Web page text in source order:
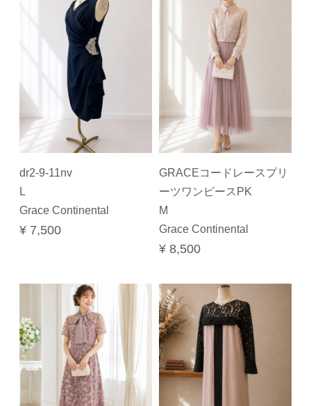
dr2-9-11nv
L
Grace Continental
¥ 7,500
GRACEコードレースプリ
ーツワンピースPK
M
Grace Continental
¥ 8,500